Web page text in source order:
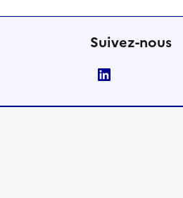
Suivez-nous